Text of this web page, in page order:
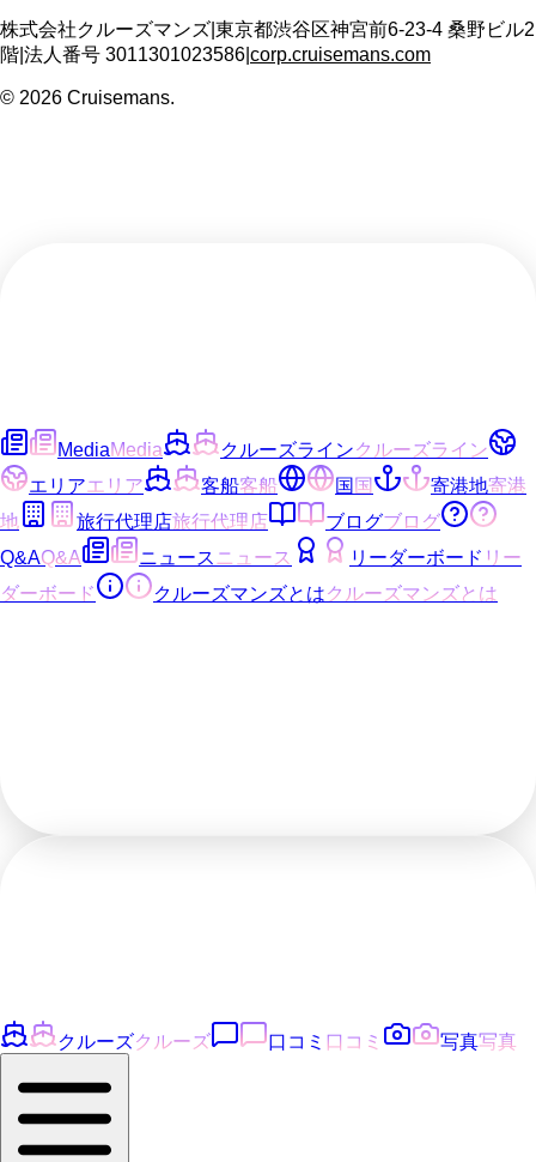
株式会社クルーズマンズ 東京都渋谷区神宮前6-23-4 桑野ビル2
階 法人番号 3011301023586 corp.cruisemans.com
© 2026 Cruisemans.
MediaMedia クルーズラインクルーズライン
エリアエリア 客船客船 国国 寄港地寄港
地
旅行代理店旅行代理店 ブログブログ
Q&AQ&A ニュース ニュース リーダーボード リー
ダーボード
クルーズマンズとはクルーズマンズとは
クルーズクルーズ 口コミ 口コミ 写真写真